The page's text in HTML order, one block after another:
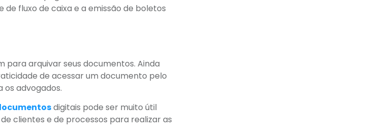
fluxo de caixa e a emissão de boletos
arquivar seus documentos. Ainda
de acessar um documento pelo
advogados.
digitais pode ser muito útil
clientes e de processos para realizar as